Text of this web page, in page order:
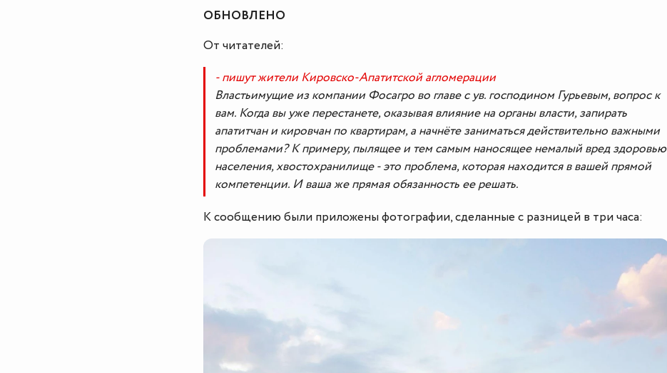
ОБНОВЛЕНО
От читателей:
- пишут жители Кировско-Апатитской агломерации
Властьимущие из компании Фосагро во главе с ув. господином Гурьевым, вопрос к
вам. Когда вы уже перестанете, оказывая влияние на органы власти, запирать
апатитчан и кировчан по квартирам, а начнёте заниматься действительно важными
проблемами? К примеру, пылящее и тем самым наносящее немалый вред здоровью
населения, хвостохранилище - это проблема, которая находится в вашей прямой
компетенции. И ваша же прямая обязанность ее решать.
К сообщению были приложены фотографии, сделанные с разницей в три часа: